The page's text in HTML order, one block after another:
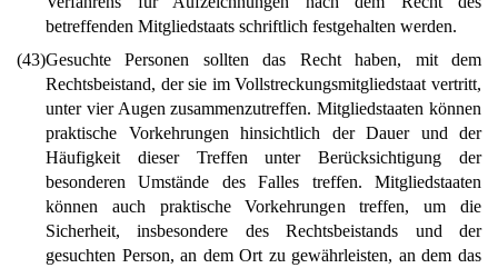
betreffenden Mitgliedstaats schriftlich festgehalten werden.
(43)Gesuchte Personen sollten das Recht haben, mit dem
Rechtsbeistand, der sie im Vollstreckungsmitgliedstaat vertritt,
unter vier Augen zusammenzutreffen. Mitgliedstaaten können
praktische Vorkehrungen hinsichtlich der Dauer und der
Häufigkeit dieser Treffen unter Berücksichtigung der
besonderen Umstände des Falles treffen. Mitgliedstaaten
können auch praktische Vorkehrungen treffen, um die
Sicherheit, insbesondere des Rechtsbeistands und der
gesuchten Person, an dem Ort zu gewährleisten, an dem das